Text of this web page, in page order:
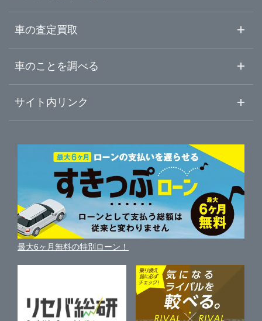
山梨県
長野県
岐阜県
静岡県
三重県
中古車情報・中古車検索
初めての中古車購入ガイド
中古車人気ランキング
自動車ローンを調べる
ガリバーの自動車ローン
車買い替えの基礎知識
近くのお店で車を探す
車の査定買取
車査定・車買取ならガリバー
ガリバーの査定が選ばれる理由
車を売る時よくある質問
便利な査定サービス
中古車買取相場（毎月更新）
車の個人売買ガイド
車のことを調べる
車初心者まとめ
新車・中古車カタログ
車の燃費を調べる
車種別クチコミ
車比較サイト
サイト内リンク
サイトマップ
サイトの使用条件
利用規約
保険代理店業務に関する基本方針
古物営業法に基づく表示
最大6ヶ月無料の特別ローン！